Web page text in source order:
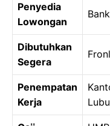
Penyedia
Lowongan
Dibutuhkan
Segera
Penempatan
Kerja